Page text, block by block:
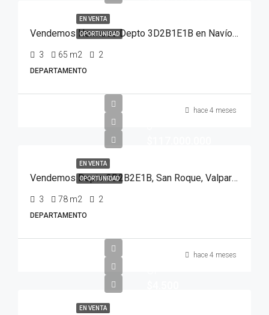
EN VENTA
OPORTUNIDAD Vendemos Hermoso Depto 3D2B1E1B en Navío San Martín, Valparaíso
3 65 m2 2
DEPARTAMENTO
hace 4 meses
EN VENTA
OPORTUNIDAD Vendemos Depto 3D2B2E1B, San Roque, Valparaíso
3 78 m2 2
DEPARTAMENTO
hace 4 meses
EN VENTA